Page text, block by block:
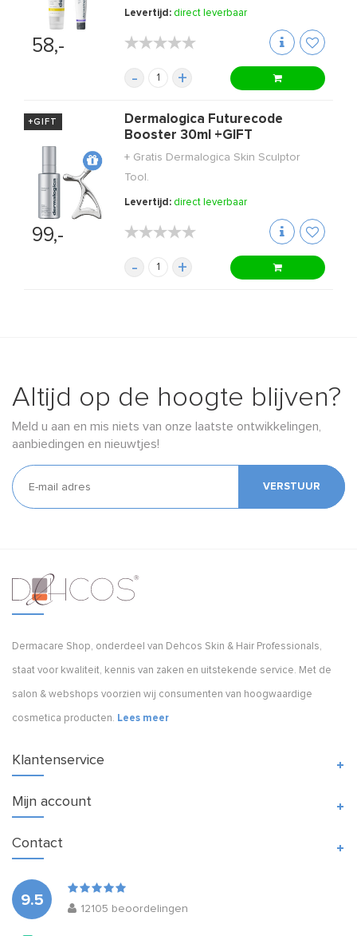
58,-
Levertijd: direct leverbaar
★★★★★
★★★★★
- +
+GIFT
99,-
Dermalogica Futurecode
Booster 30ml +GIFT
+ Gratis Dermalogica Skin Sculptor
Tool.
Levertijd: direct leverbaar
★★★★★
★★★★★
- +
Altijd op de hoogte blijven?
Meld u aan en mis niets van onze laatste ontwikkelingen,
aanbiedingen en nieuwtjes!
VERSTUUR
Dermacare Shop, onderdeel van Dehcos Skin & Hair Professionals,
staat voor kwaliteit, kennis van zaken en uitstekende service. Met de
salon & webshops voorzien wij consumenten van hoogwaardige
cosmetica producten. Lees meer
Klantenservice
Mijn account
Contact
9.5
12105 beoordelingen